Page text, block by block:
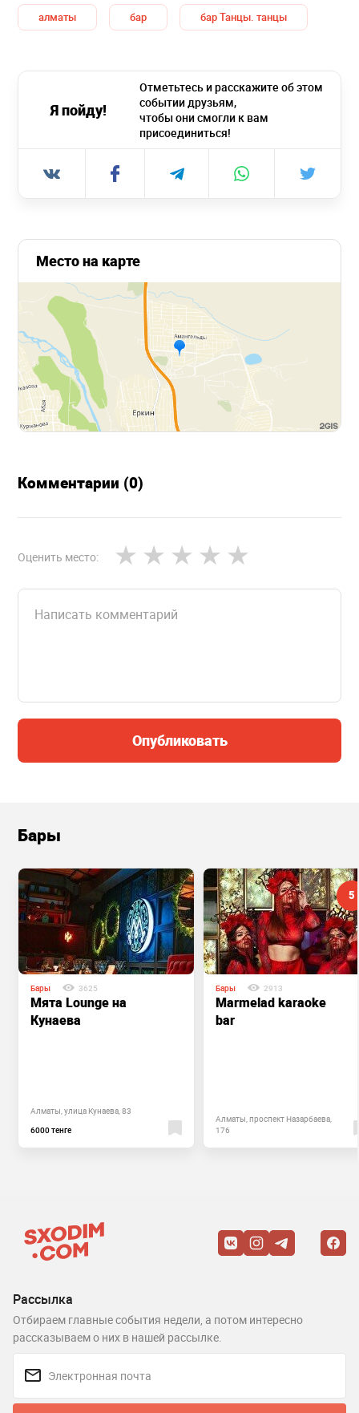
алматы бар бар Танцы. танцы
Я пойду!
Отметьтесь и расскажите об этом
событии друзьям,
чтобы они смогли к вам
присоединиться!
Место на карте
Комментарии (0)
Оценить место:
Опубликовать
Бары
Бары 3625
Мята Lounge на
Кунаева
Алматы, улица Кунаева, 83
6000 тенге
5
Бары 2913
Marmelad karaoke
bar
Алматы, проспект Назарбаева,
176
Рассылка
Отбираем главные события недели, а потом интересно
рассказываем о них в нашей рассылке.